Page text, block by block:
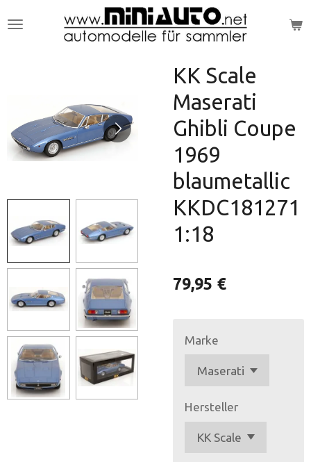
Hauptinhalt
KK Scale
Maserati
Ghibli Coupe
1969
blaumetallic
KKDC181271
1:18
79,95 €
Marke
Hersteller